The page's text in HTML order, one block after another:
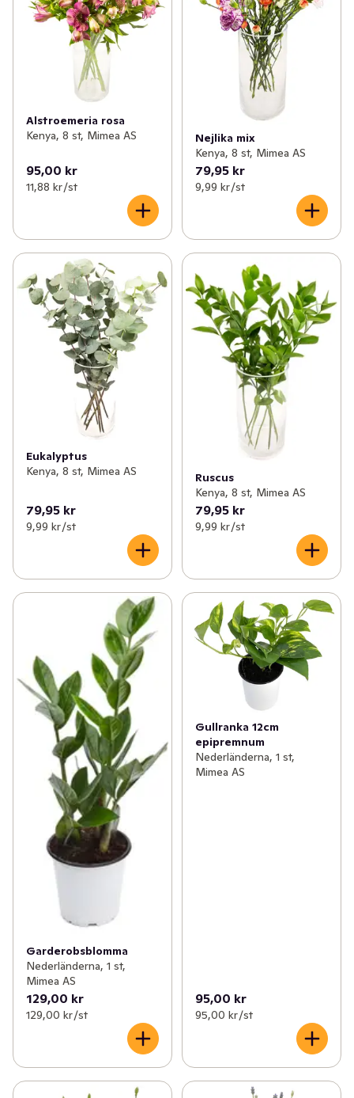
Alstroemeria rosa
Kenya, 8 st, Mimea AS
95,00 kr
11,88 kr /st
Nejlika mix
Kenya, 8 st, Mimea AS
79,95 kr
9,99 kr /st
Eukalyptus
Kenya, 8 st, Mimea AS
79,95 kr
9,99 kr /st
Ruscus
Kenya, 8 st, Mimea AS
79,95 kr
9,99 kr /st
Garderobsblomma
Nederländerna, 1 st,
Mimea AS
129,00 kr
129,00 kr /st
Gullranka 12cm
epipremnum
Nederländerna, 1 st,
Mimea AS
95,00 kr
95,00 kr /st